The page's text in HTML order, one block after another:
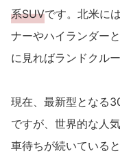
系SUVです。北米に
ナーやハイランダー
に見ればランドクル
現在、最新型となる
ですが、世界的な人
車待ちが続いている